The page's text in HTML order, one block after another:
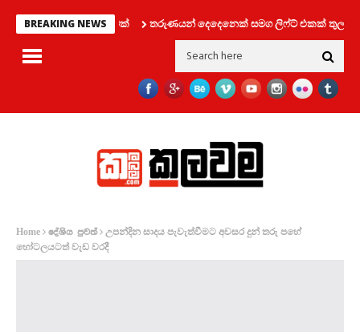
BREAKING NEWS
විශේෂ දැනුම්දීමක් තරුණයන් දෙදෙනෙක් සමග ලිෆ්ට් එකක් තුල සිර වූ
Home දේශිය පුවත්
උපන්දින සාදය පැවැත්වීමට අවසර දුන් තරු පහේ
හෝටලයටත් වැඩ වරදී